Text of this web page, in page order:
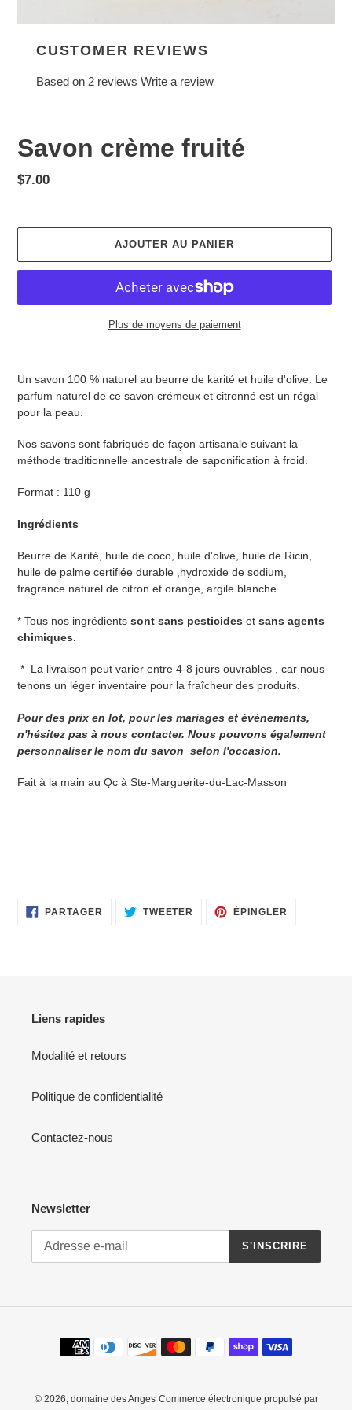
CUSTOMER REVIEWS
Based on 2 reviews Write a review
Savon crème fruité
Prix
$7.00
AJOUTER AU PANIER
Plus de moyens de paiement
produit
à
votre
panier
Un savon 100 % naturel au beurre de karité et huile d'olive. Le
parfum naturel de ce savon crémeux et citronné est un régal
pour la peau.
Nos savons sont fabriqués de façon artisanale suivant la
méthode traditionnelle ancestrale de saponification à froid.
Format : 110 g
Ingrédients
Beurre de Karité, huile de coco, huile d'olive, huile de Ricin,
huile de palme certifiée durable ,hydroxide de sodium,
fragrance naturel de citron et orange, argile blanche
* Tous nos ingrédients sont sans pesticides et sans agents
chimiques.
* La livraison peut varier entre 4-8 jours ouvrables , car nous
tenons un léger inventaire pour la fraîcheur des produits.
Pour des prix en lot, pour les mariages et évènements,
n'hésitez pas à nous contacter. Nous pouvons également
personnaliser le nom du savon selon l'occasion.
Fait à la main au Qc à Ste-Marguerite-du-Lac-Masson
PARTAGER PARTAGER
SUR
TWEETER TWEETER
SUR
ÉPINGLER
Liens rapides
Modalité et retours
Politique de confidentialité
Contactez-nous
Newsletter
S'INSCRIRE
Moyens
de
© 2026, domaine des Anges Commerce électronique propulsé par